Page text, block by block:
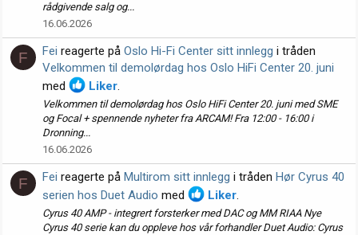
rådgivende salg og...
16.06.2026
F Fei reagerte på Oslo Hi-Fi Center sitt innlegg i tråden
Velkommen til demolørdag hos Oslo HiFi Center 20. juni
med
Liker.
Velkommen til demolørdag hos Oslo HiFi Center 20. juni med SME
og Focal + spennende nyheter fra ARCAM! Fra 12:00 - 16:00 i
Dronning...
16.06.2026
F Fei reagerte på Multirom sitt innlegg i tråden Hør Cyrus 40
serien hos Duet Audio med Liker.
Cyrus 40 AMP - integrert forsterker med DAC og MM RIAA Nye
Cyrus 40 serie kan du oppleve hos vår forhandler Duet Audio: Cyrus